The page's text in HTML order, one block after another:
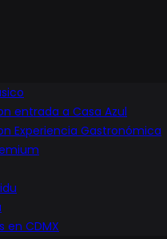
entrada a Casa Azul
Experiencia Gastronómica
en CDMX